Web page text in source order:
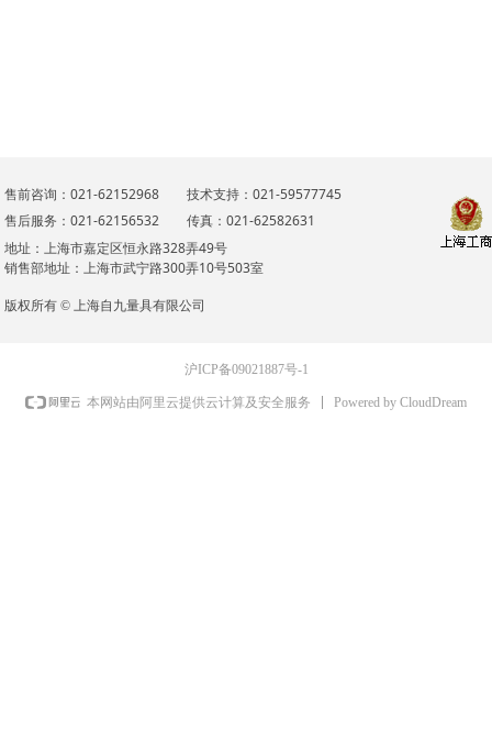
版权所有 © 上海自九量具有限公司
售前咨询：021-62152968
售后服务：021-62156532
技术支持：021-59577745
传真：021-62582631
地址：上海市嘉定区恒永路328弄49号
销售部地址：上海市武宁路300弄10号503室
沪ICP备09021887号-1
本网站由阿里云提供云计算及安全服务 Powered by CloudDream